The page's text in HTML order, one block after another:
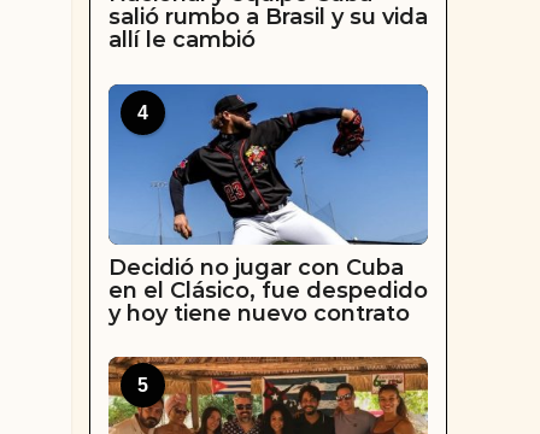
salió rumbo a Brasil y su vida
allí le cambió
4
Decidió no jugar con Cuba
en el Clásico, fue despedido
y hoy tiene nuevo contrato
5